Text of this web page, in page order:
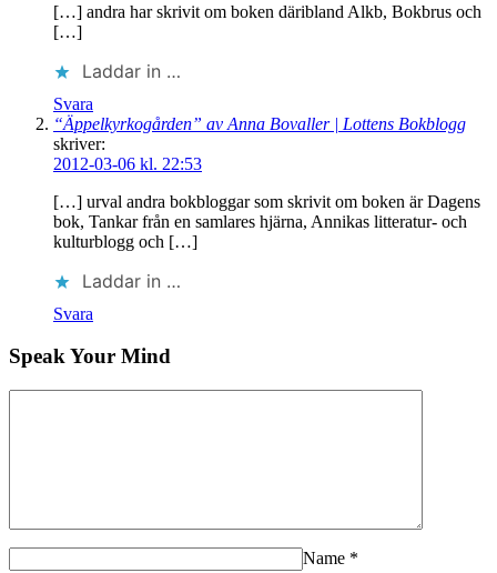
[…] andra har skrivit om boken däribland Alkb, Bokbrus och
[…]
Laddar in …
Svara
“Äppelkyrkogården” av Anna Bovaller | Lottens Bokblogg
skriver:
2012-03-06 kl. 22:53
[…] urval andra bokbloggar som skrivit om boken är Dagens
bok, Tankar från en samlares hjärna, Annikas litteratur- och
kulturblogg och […]
Laddar in …
Svara
Speak Your Mind
Name *